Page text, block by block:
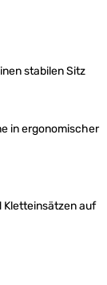
stabilen Sitz
in ergonomischer
Kletteinsätzen auf